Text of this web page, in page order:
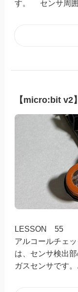
す。 センサ周
【micro:bit
LESSON 55
アルコールチェ
は、センサ検出
ガスセンサです。